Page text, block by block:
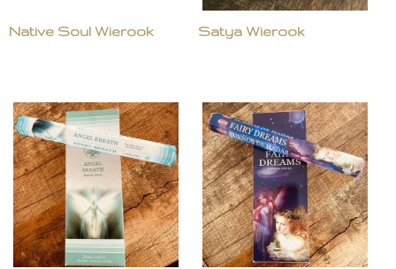
Native Soul Wierook Satya Wierook